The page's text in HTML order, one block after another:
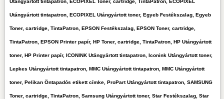
Utángyártott tintapatron, ECOPIXEL Utángyártott toner, Egyeb Festékszalag, Egyeb
Toner, cartridge, TintaPatron, EPSON Festékszalag, EPSON Toner, cartridge,
TintaPatron, EPSON Printer papír, HP Toner, cartridge, TintaPatron, HP Utángyártott
toner, HP Printer papír, ICONINK Utángyártott tintapatron, Iconink Utángyártott toner,
Lepkes Utángyártott tintapatron, MMC Utángyártott tintapatron, MMC Utángyártott
toner, Pelikan Öntapadós etikett címke, ProPart Utángyártott tintapatron, SAMSUNG
Toner, cartridge, TintaPatron, Samsung Utángyártott toner, Star Festékszalag, Star